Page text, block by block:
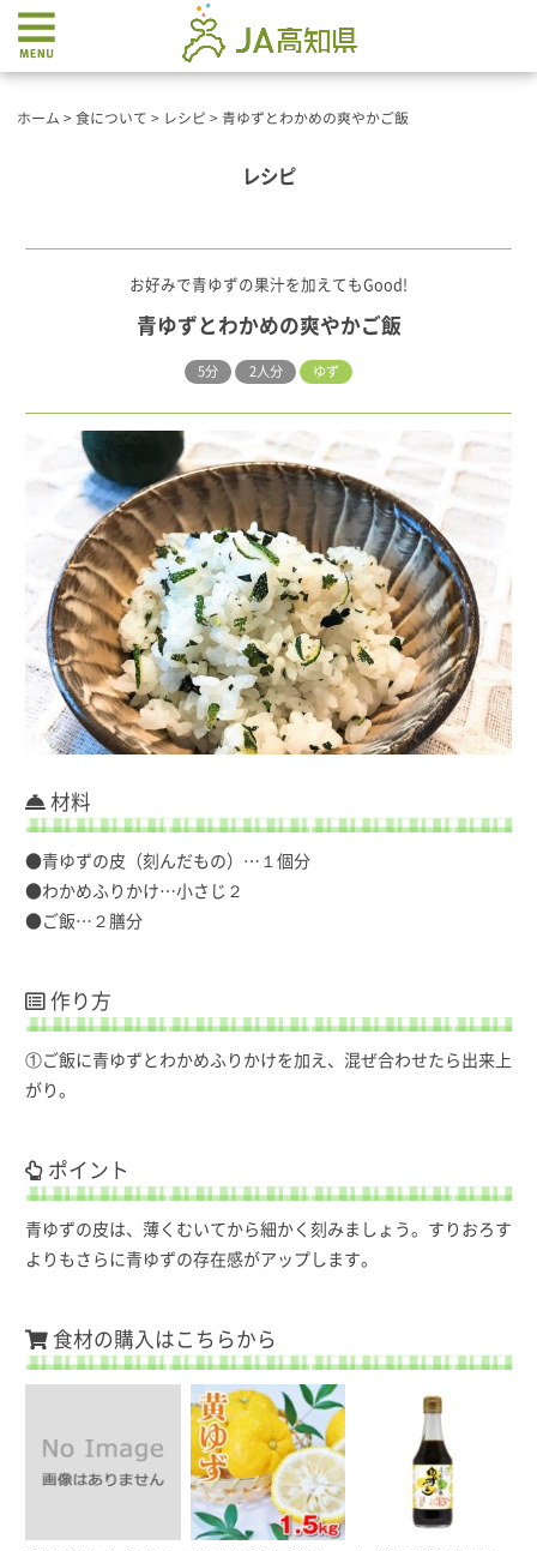
ホーム > 食について > レシピ > 青ゆずとわかめの爽やかご飯
レシピ
お好みで青ゆずの果汁を加えてもGood!
青ゆずとわかめの爽やかご飯
5分 2人分 ゆず
材料
●青ゆずの皮（刻んだもの）…１個分
●わかめふりかけ…小さじ２
●ご飯…２膳分
作り方
①ご飯に青ゆずとわかめふりかけを加え、混ぜ合わせたら出来上
がり。
ポイント
青ゆずの皮は、薄くむいてから細かく刻みましょう。すりおろす
よりもさらに青ゆずの存在感がアップします。
食材の購入はこちらから